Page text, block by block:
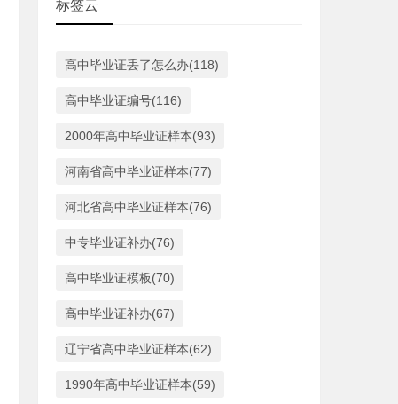
标签云
高中毕业证丢了怎么办(118)
高中毕业证编号(116)
2000年高中毕业证样本(93)
河南省高中毕业证样本(77)
河北省高中毕业证样本(76)
中专毕业证补办(76)
高中毕业证模板(70)
高中毕业证补办(67)
辽宁省高中毕业证样本(62)
1990年高中毕业证样本(59)